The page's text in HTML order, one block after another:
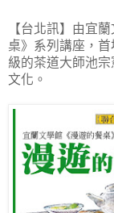
【台北訊】由宜
桌》系列講座，
級的茶道大師池
文化。